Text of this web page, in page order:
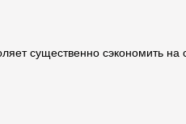
существенно сэкономить на